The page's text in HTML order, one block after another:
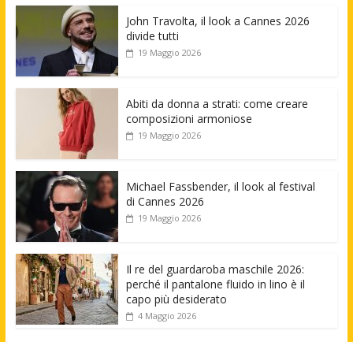
John Travolta, il look a Cannes 2026
divide tutti
19 Maggio 2026
Abiti da donna a strati: come creare
composizioni armoniose
19 Maggio 2026
Michael Fassbender, il look al festival
di Cannes 2026
19 Maggio 2026
Il re del guardaroba maschile 2026:
perché il pantalone fluido in lino è il
capo più desiderato
4 Maggio 2026